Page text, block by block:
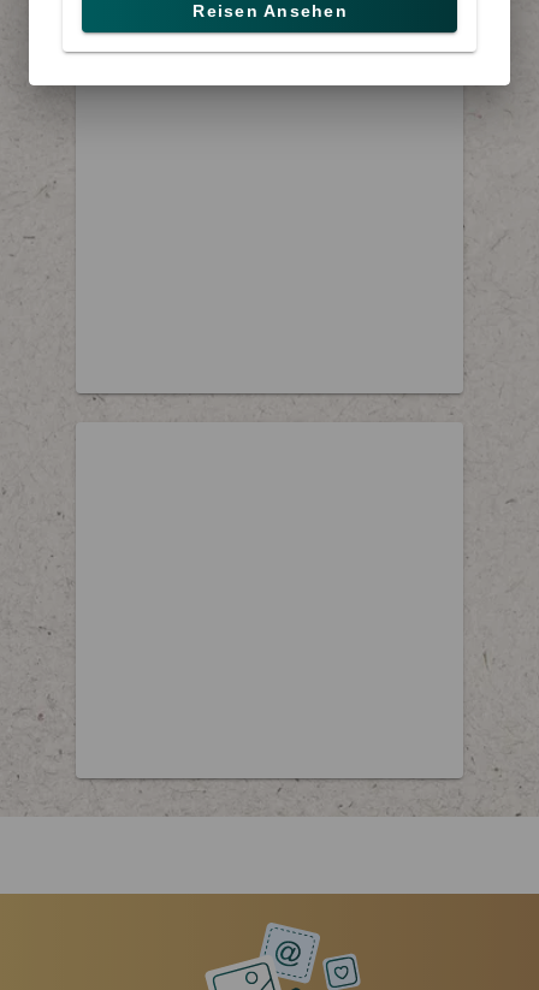
Reisen Ansehen